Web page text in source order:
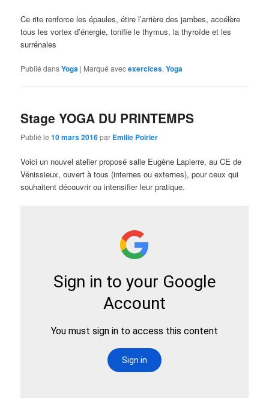
Ce rite renforce les épaules, étire l’arrière des jambes, accélère
tous les vortex d’énergie, tonifie le thymus, la thyroïde et les
surrénales
Publié dansYoga | Marqué avecexercices,Yoga
Stage YOGA DU PRINTEMPS
Publié le10 mars 2016par Emilie Poirier
Voici un nouvel atelier proposé salle Eugène Lapierre, au CE de
Vénissieux, ouvert à tous (internes ou externes), pour ceux qui
souhaitent découvrir ou intensifier leur pratique.